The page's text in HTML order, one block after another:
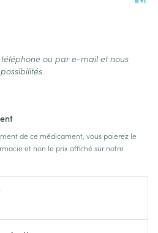
de ce médicament, vous paierez le
et non le prix affiché sur notre
ou par e-mail et nous